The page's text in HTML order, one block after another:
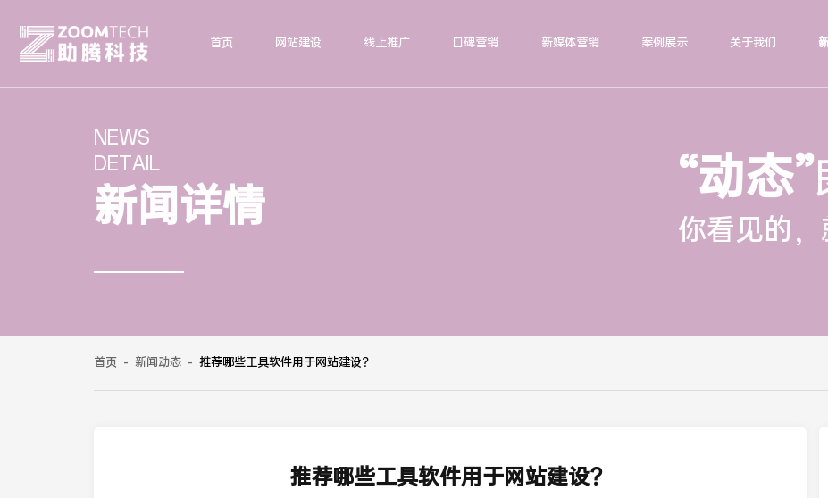
首页 网站建设 线上推广 口碑营销 新媒体营销 案例展示 关于我们
NEWS
DETAIL
新闻详情 “动态”
你看见的，
首页 - 新闻动态 - 推荐哪些工具软件用于网站建设？
推荐哪些工具软件用于网站建设？